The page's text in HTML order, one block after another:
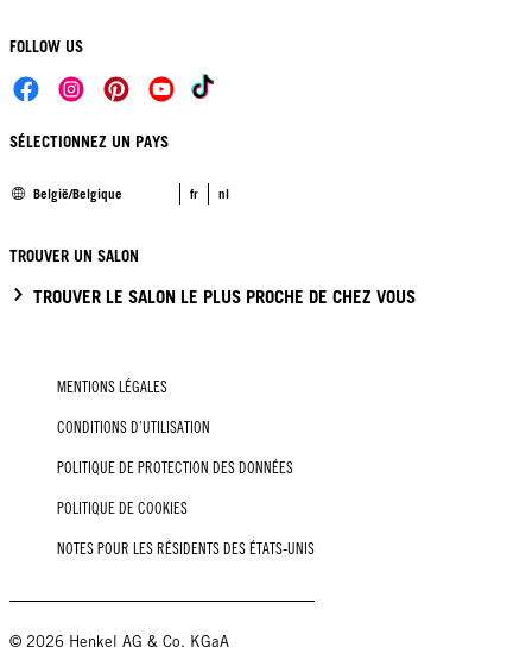
FOLLOW US
SÉLECTIONNEZ UN PAYS
België/Belgique fr nl
TROUVER UN SALON
TROUVER LE SALON LE PLUS PROCHE DE CHEZ VOUS
MENTIONS LÉGALES
CONDITIONS D’UTILISATION
POLITIQUE DE PROTECTION DES DONNÉES
POLITIQUE DE COOKIES
NOTES POUR LES RÉSIDENTS DES ÉTATS-UNIS
© 2026 Henkel AG & Co. KGaA